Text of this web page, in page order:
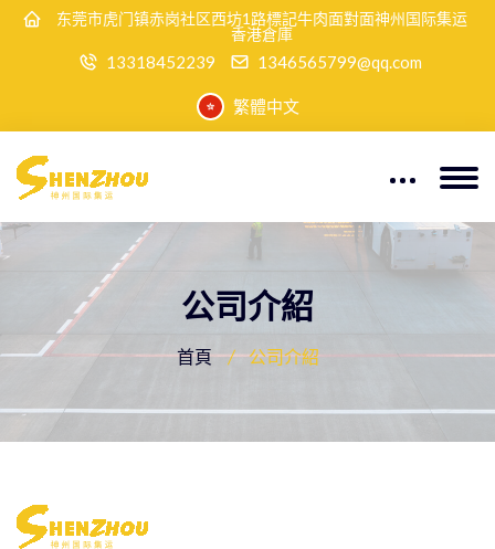
东莞市虎门镇赤岗社区西坊1路標記牛肉面對面神州国际集运
香港倉庫
13318452239 1346565799@qq.com
繁體中文
公司介紹
首頁 公司介紹